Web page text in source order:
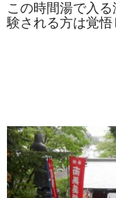
漬物・佃煮
もろみ漬け
その他
この時間湯で入
験される方は覚悟